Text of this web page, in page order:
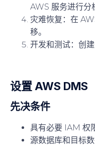
AWS 服务进行分
灾难恢复：在
移。
开发和测试：创
设置 AWS DMS
先决条件
具有必要 IAM 权
源数据库和目标数